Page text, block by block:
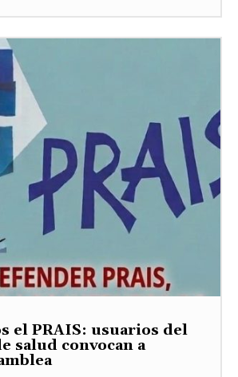
el PRAIS: usuarios del
salud convocan a